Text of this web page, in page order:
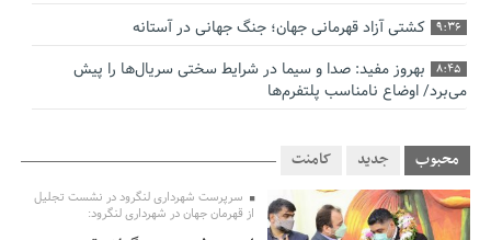
9:36 کشتی آزاد قهرمانی جهان؛ جنگ جهانی در آستانه
8:45
بهروز مفید: صدا و سیما در شرایط سختی سریال‌ها را پیش
می‌برد/ اوضاع نامناسب پلتفرم‌ها
بانوان با موتور به‌ صرفه‌تر است
7:00
استاندار گیلان خواستار بررسی دقیق کنوانسیون خزر پیش از
تصویب در مجلس شد
محبوب جدید کامنت
سرپرست شهرداری لنگرود در نشست تجلیل
از قهرمان جهان در شهرداری لنگرود: